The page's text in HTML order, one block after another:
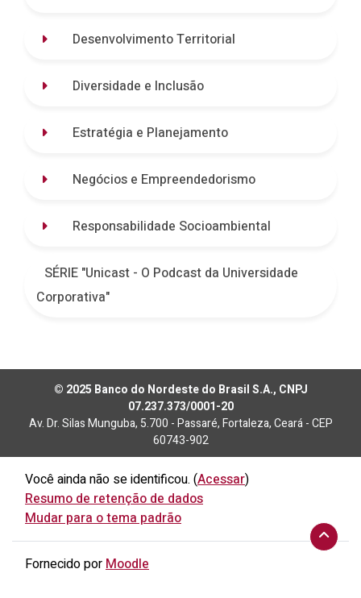
Desenvolvimento Territorial
Diversidade e Inclusão
Estratégia e Planejamento
Negócios e Empreendedorismo
Responsabilidade Socioambiental
SÉRIE "Unicast - O Podcast da Universidade
Corporativa"
© 2025 Banco do Nordeste do Brasil S.A., CNPJ
07.237.373/0001-20
Av. Dr. Silas Munguba, 5.700 - Passaré, Fortaleza, Ceará - CEP
60743-902
Você ainda não se identificou. (Acessar)
Resumo de retenção de dados
Mudar para o tema padrão
Fornecido por Moodle